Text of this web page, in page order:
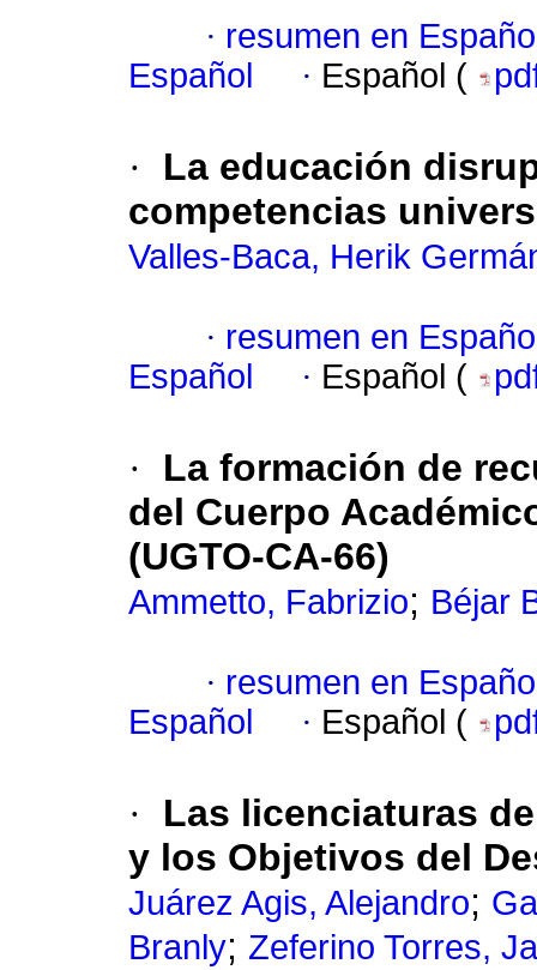
· resumen en
Español
· Español (
·
La educación
competencias
Valles-Baca, Herik
· resumen en
Español
· Español (
·
La formación de
del Cuerpo
(UGTO-CA-66)
Ammetto, Fabrizio; Béjar
· resumen en
Español
· Español (
·
Las licenciaturas
y los Objetivos del
Juárez Agis, Alejandro;
Branly; Zeferino Torres,